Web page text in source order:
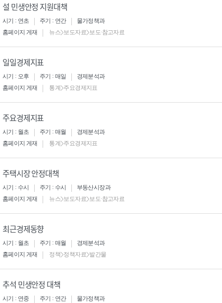
설 민생안정 지원대책
시기 : 연초 주기 : 연간
물가정책과
홈페이지 게재
뉴스>보도자료>보도·참고자료
일일경제지표
시기 : 오후 주기 : 매일
경제분석과
홈페이지 게재
통계>주요경제지표
주요경제지표
시기 : 월초 주기 : 매월
경제분석과
홈페이지 게재
통계>주요경제지표
주택시장 안정대책
시기 : 수시 주기 : 수시
부동산시장과
홈페이지 게재
뉴스>보도자료>보도·참고자료
최근경제동향
시기 : 월초 주기 : 매월
경제분석과
홈페이지 게재
정책>정책자료>발간물
추석 민생안정 대책
시기 : 연중 주기 : 연간
물가정책과